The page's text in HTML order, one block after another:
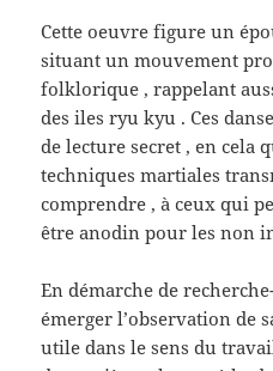
Cette oeuvre figure un
situant un mouvement
folklorique , rappelant
des iles ryu kyu . Ces
de lecture secret , en cela
techniques martiales
comprendre , à ceux qui
être anodin pour les non
En démarche de
émerger l’observation de
utile dans le sens du